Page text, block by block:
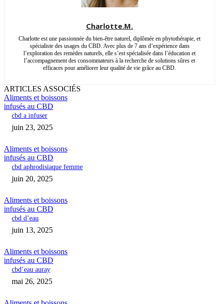
Charlotte.M.
Charlotte est une passionnée du bien-être naturel, diplômée en phytothérapie, et
spécialiste des usages du CBD. Avec plus de 7 ans d’expérience dans
l’exploration des remèdes naturels, elle s’est spécialisée dans l’éducation et
l’accompagnement des consommateurs à la recherche de solutions sûres et
efficaces pour améliorer leur qualité de vie grâce au CBD.
ARTICLES ASSOCIÉS
Aliments et boissons
infusés au CBD
cbd a infuser
juin 23, 2025
Aliments et boissons
infusés au CBD
cbd aphrodisiaque femme
juin 20, 2025
Aliments et boissons
infusés au CBD
cbd d’eau
juin 13, 2025
Aliments et boissons
infusés au CBD
cbd’eau auray
mai 26, 2025